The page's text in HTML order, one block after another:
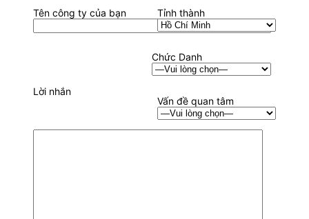
Tên công ty của bạn Tỉnh thành
Chức Danh
Vấn đề quan tâm
Lời nhắn